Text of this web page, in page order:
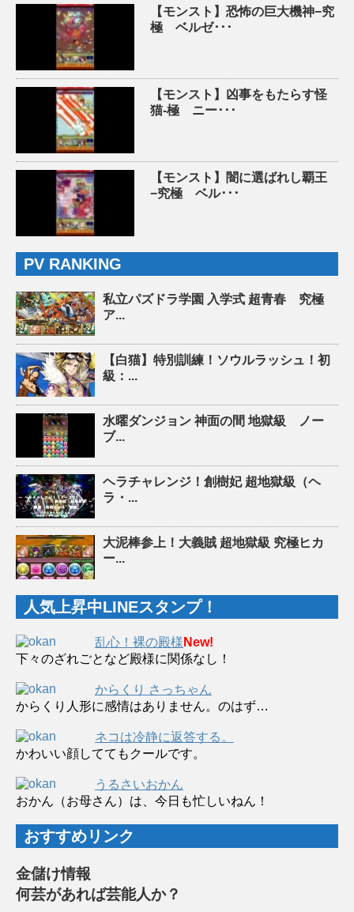
【モンスト】恐怖の巨大機神−究
極 ベルゼ･･･
【モンスト】凶事をもたらす怪
猫-極 ニー･･･
【モンスト】闇に選ばれし覇王
−究極 ベル･･･
PV RANKING
私立パズドラ学園 入学式 超青春 究極
ア...
【白猫】特別訓練！ソウルラッシュ！初
級：...
水曜ダンジョン 神面の間 地獄級 ノー
ブ...
ヘラチャレンジ！創樹妃 超地獄級（ヘ
ラ・...
大泥棒参上！大義賊 超地獄級 究極ヒカ
ー...
人気上昇中LINEスタンプ！
乱心！裸の殿様 New!
下々のざれごとなど殿様に関係なし！
からくり さっちゃん
からくり人形に感情はありません。のはず…
ネコは冷静に返答する。
かわいい顔しててもクールです。
うるさいおかん
おかん（お母さん）は、今日も忙しいねん！
おすすめリンク
金儲け情報
何芸があれば芸能人か？